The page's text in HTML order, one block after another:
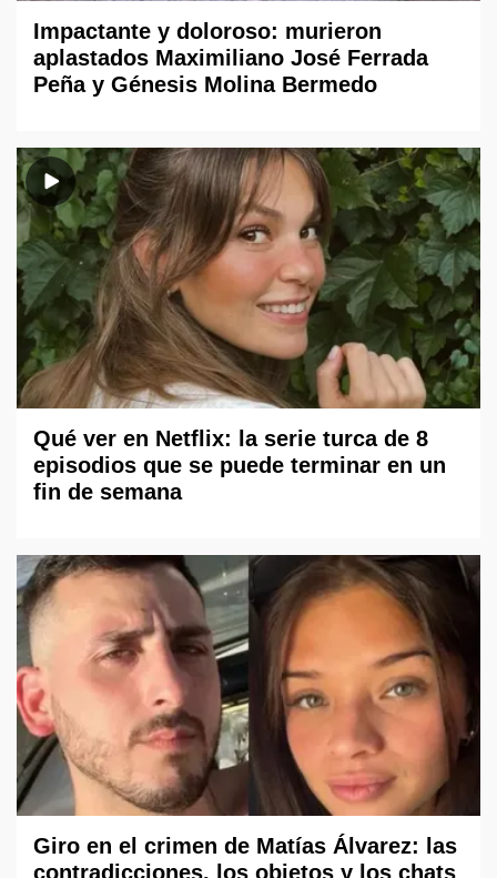
Impactante y doloroso: murieron
aplastados Maximiliano José Ferrada
Peña y Génesis Molina Bermedo
Qué ver en Netflix: la serie turca de 8
episodios que se puede terminar en un
fin de semana
Giro en el crimen de Matías Álvarez: las
contradicciones, los objetos y los chats